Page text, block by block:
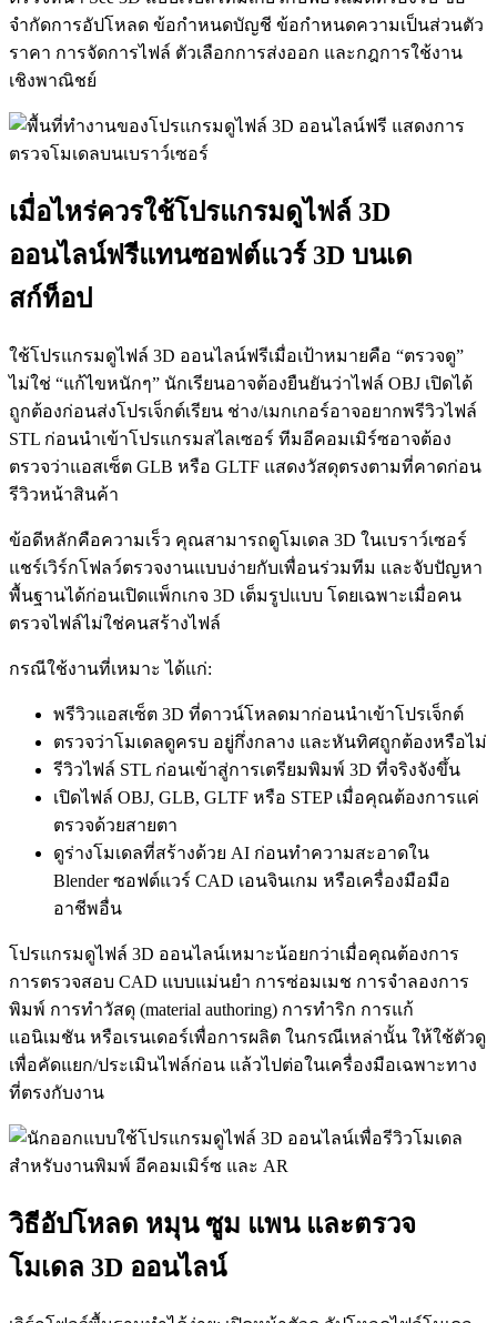
จำกัดการอัปโหลด ข้อกำหนดบัญชี ข้อกำหนดความเป็นส่วนตัว
ราคา การจัดการไฟล์ ตัวเลือกการส่งออก และกฎการใช้งาน
เชิงพาณิชย์
เมื่อไหร่ควรใช้โปรแกรมดูไฟล์ 3D
ออนไลน์ฟรีแทนซอฟต์แวร์ 3D บนเด
สก์ท็อป
ใช้โปรแกรมดูไฟล์ 3D ออนไลน์ฟรีเมื่อเป้าหมายคือ “ตรวจดู”
ไม่ใช่ “แก้ไขหนักๆ” นักเรียนอาจต้องยืนยันว่าไฟล์ OBJ เปิดได้
ถูกต้องก่อนส่งโปรเจ็กต์เรียน ช่าง/เมกเกอร์อาจอยากพรีวิวไฟล์
STL ก่อนนำเข้าโปรแกรมสไลเซอร์ ทีมอีคอมเมิร์ซอาจต้อง
ตรวจว่าแอสเซ็ต GLB หรือ GLTF แสดงวัสดุตรงตามที่คาดก่อน
รีวิวหน้าสินค้า
ข้อดีหลักคือความเร็ว คุณสามารถดูโมเดล 3D ในเบราว์เซอร์
แชร์เวิร์กโฟลว์ตรวจงานแบบง่ายกับเพื่อนร่วมทีม และจับปัญหา
พื้นฐานได้ก่อนเปิดแพ็กเกจ 3D เต็มรูปแบบ โดยเฉพาะเมื่อคน
ตรวจไฟล์ไม่ใช่คนสร้างไฟล์
กรณีใช้งานที่เหมาะ ได้แก่:
พรีวิวแอสเซ็ต 3D ที่ดาวน์โหลดมาก่อนนำเข้าโปรเจ็กต์
ตรวจว่าโมเดลดูครบ อยู่กึ่งกลาง และหันทิศถูกต้องหรือไม่
รีวิวไฟล์ STL ก่อนเข้าสู่การเตรียมพิมพ์ 3D ที่จริงจังขึ้น
เปิดไฟล์ OBJ, GLB, GLTF หรือ STEP เมื่อคุณต้องการแค่
ตรวจด้วยสายตา
ดูร่างโมเดลที่สร้างด้วย AI ก่อนทำความสะอาดใน
Blender ซอฟต์แวร์ CAD เอนจินเกม หรือเครื่องมือมือ
อาชีพอื่น
โปรแกรมดูไฟล์ 3D ออนไลน์เหมาะน้อยกว่าเมื่อคุณต้องการ
การตรวจสอบ CAD แบบแม่นยำ การซ่อมเมช การจำลองการ
พิมพ์ การทำวัสดุ (material authoring) การทำริก การแก้
แอนิเมชัน หรือเรนเดอร์เพื่อการผลิต ในกรณีเหล่านั้น ให้ใช้ตัวดู
เพื่อคัดแยก/ประเมินไฟล์ก่อน แล้วไปต่อในเครื่องมือเฉพาะทาง
ที่ตรงกับงาน
วิธีอัปโหลด หมุน ซูม แพน และตรวจ
โมเดล 3D ออนไลน์